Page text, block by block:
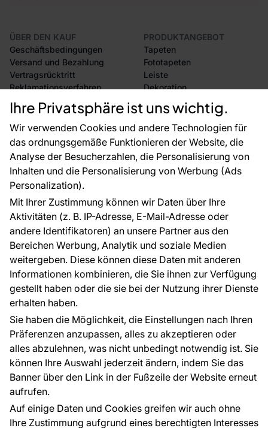
Ihre Privatsphäre ist uns wichtig.
Wir verwenden Cookies und andere Technologien für
das ordnungsgemäße Funktionieren der Website, die
Analyse der Besucherzahlen, die Personalisierung von
Inhalten und die Personalisierung von Werbung (Ads
Personalization).
Mit Ihrer Zustimmung können wir Daten über Ihre
Aktivitäten (z. B. IP-Adresse, E-Mail-Adresse oder
andere Identifikatoren) an unsere Partner aus den
Bereichen Werbung, Analytik und soziale Medien
weitergeben. Diese können diese Daten mit anderen
Informationen kombinieren, die Sie ihnen zur Verfügung
gestellt haben oder die sie bei der Nutzung ihrer Dienste
erhalten haben.
Sie haben die Möglichkeit, die Einstellungen nach Ihren
Präferenzen anzupassen, alles zu akzeptieren oder
alles abzulehnen, was nicht unbedingt notwendig ist. Sie
können Ihre Auswahl jederzeit ändern, indem Sie das
Banner über den Link in der Fußzeile der Website erneut
aufrufen.
Auf einige Daten und Cookies greifen wir auch ohne
Ihre Zustimmung aufgrund eines berechtigten Interesses
ÜBER DEN KAUF
Geschäftsbedingungen
Versand und Bezahlung
Vertragsrücktritt
Reklamationsverfahren
Rücksendung von Waren
CE-Zertifizierung
Großhandel
Raumvisualisierung
PRODUKTANGEBOT
Tapeten
Fototapeten
Leiste
Dekoration
Selbstklebende Folien
Zubehör
Tapetenmuster
FÜR SIE
Blog
EU-Projekte
Ratschläge und Tipps
FAQ
ÜBER DAS UNTERNEHMEN
Kontakt
Haben Sie Fragen? Wir helfen Ihnen gerne weiter
und beraten Sie persönlich.
+49 781 95633072
service@tapeteneshop.de
Zahlungsarten:
Die Zahlungen werden geleistet von: